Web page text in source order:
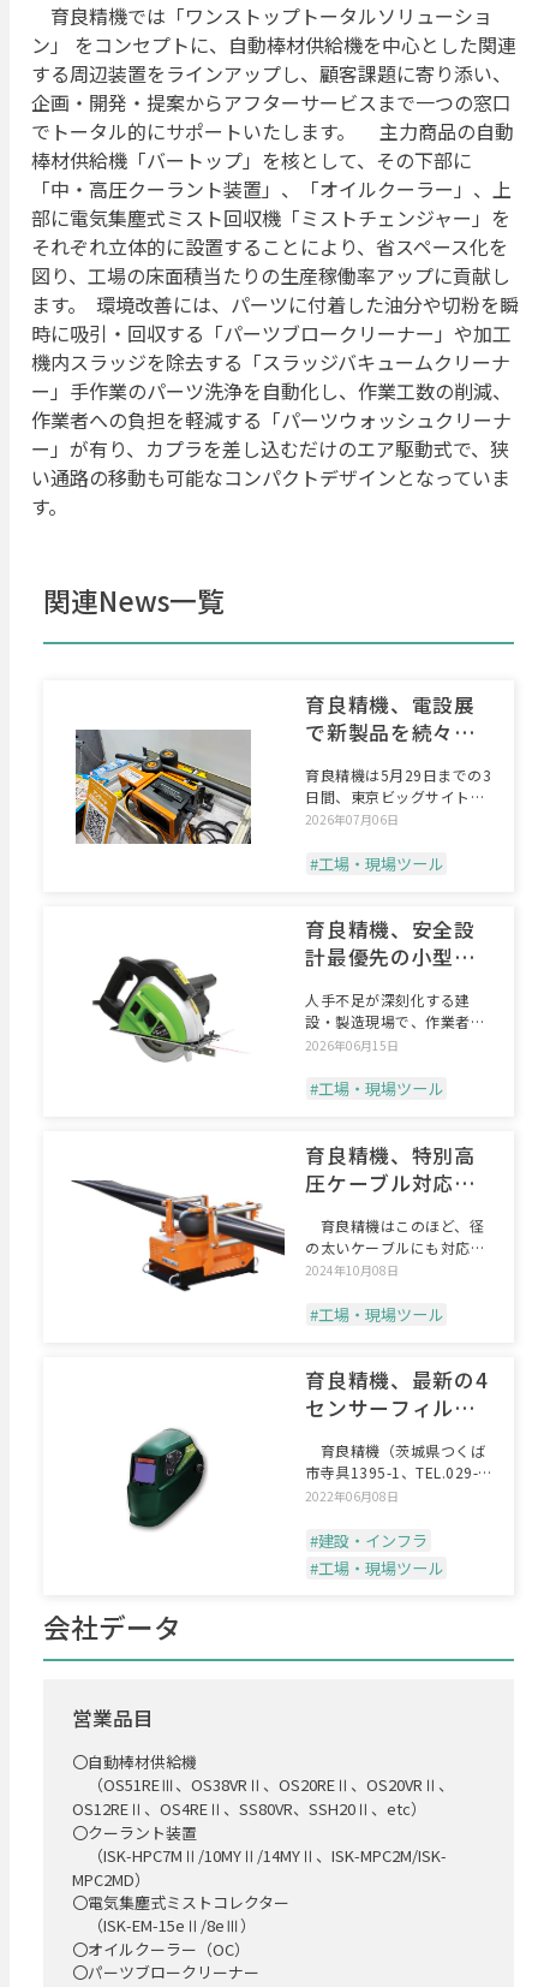
育良精機では「ワンストップトータルソリューショ
ン」 をコンセプトに、自動棒材供給機を中心とした関連
する周辺装置をラインアップし、顧客課題に寄り添い、
企画・開発・提案からアフターサービスまで一つの窓口
でトータル的にサポートいたします。 主力商品の自動
棒材供給機「バートップ」を核として、その下部に
「中・高圧クーラント装置」、「オイルクーラー」、上
部に電気集塵式ミスト回収機「ミストチェンジャー」を
それぞれ立体的に設置することにより、省スペース化を
図り、工場の床面積当たりの生産稼働率アップに貢献し
ます。 環境改善には、パーツに付着した油分や切粉を瞬
時に吸引・回収する「パーツブロークリーナー」や加工
機内スラッジを除去する「スラッジバキュームクリーナ
ー」手作業のパーツ洗浄を自動化し、作業工数の削減、
作業者への負担を軽減する「パーツウォッシュクリーナ
ー」が有り、カプラを差し込むだけのエア駆動式で、狭
い通路の移動も可能なコンパクトデザインとなっていま
す。
関連News一覧
育良精機、電設展
で新製品を続々発
育良精機は5月29日までの3
日間、東京ビッグサイトで
開催された「JECA
2026年07月06日
#工場・現場ツール
育良精機、安全設
計最優先の小型切
人手不足が深刻化する建
設・製造現場で、作業者の
安全管理が経営課題として
2026年06月15日
#工場・現場ツール
育良精機、特別高
圧ケーブル対応の
育良精機はこのほど、径
の太いケーブルにも対応し
たケーブル中間送り機「パ
2024年10月08日
#工場・現場ツール
育良精機、最新の4
センサーフィルタ
溶接面
育良精機（茨城県つくば
市寺具1395-1、TEL.029-
869-12
2022年06月08日
#建設・インフラ
#工場・現場ツール
会社データ
営業品目
〇自動棒材供給機
（OS51REⅢ、OS38VRⅡ、OS20REⅡ、OS20VRⅡ、
OS12REⅡ、OS4REⅡ、SS80VR、SSH20Ⅱ、etc）
〇クーラント装置
（ISK-HPC7MⅡ/10MYⅡ/14MYⅡ、ISK-MPC2M/ISK-
MPC2MD）
〇電気集塵式ミストコレクター
（ISK-EM-15eⅡ/8eⅢ）
〇オイルクーラー（OC）
〇パーツブロークリーナー